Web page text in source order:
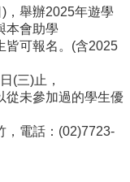
，舉辦2025年遊學
本會助學
皆可報名。(含2025
(三)止，
從未參加過的學生優
，電話：(02)7723-